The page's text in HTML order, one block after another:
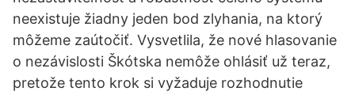
neexistuje žiadny jeden bod zlyhania, na ktorý
môžeme zaútočiť. Vysvetlila, že nové hlasovanie
o nezávislosti Škótska nemôže ohlásiť už teraz,
pretože tento krok si vyžaduje rozhodnutie